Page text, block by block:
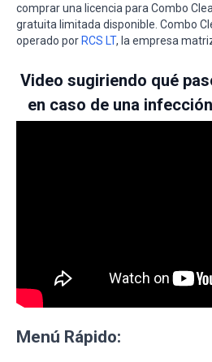
comprar una licencia para Combo
gratuita limitada disponible. Combo
operado por RCS LT, la empresa
Video sugiriendo qué
en caso de una
Menú Rápido: